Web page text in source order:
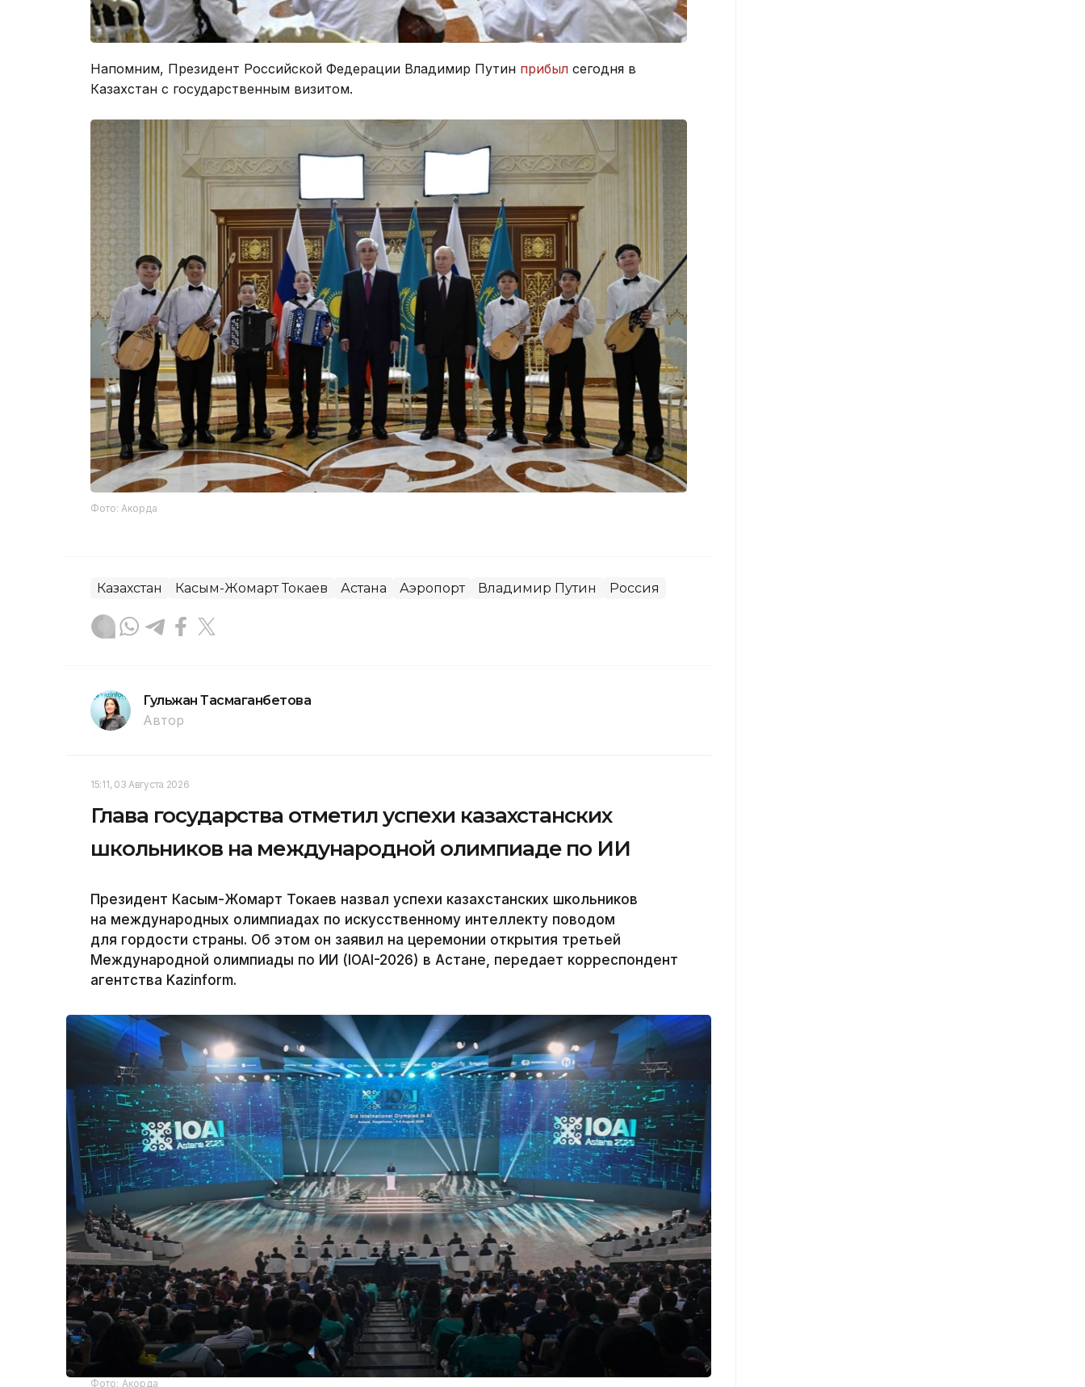
Напомним, Президент Российской Федерации Владимир Путин прибыл сегодня в
Казахстан с государственным визитом.
Фото: Акорда
Казахстан Касым-Жомарт Токаев Астана Аэропорт Владимир Путин Россия
Гульжан Тасмаганбетова
Автор
15:11, 03 Августа 2026
Глава государства отметил успехи казахстанских
школьников на международной олимпиаде по ИИ
Президент Касым-Жомарт Токаев назвал успехи казахстанских школьников
на международных олимпиадах по искусственному интеллекту поводом
для гордости страны. Об этом он заявил на церемонии открытия третьей
Международной олимпиады по ИИ (IOAI-2026) в Астане, передает корреспондент
агентства Kazinform.
Фото: Акорда